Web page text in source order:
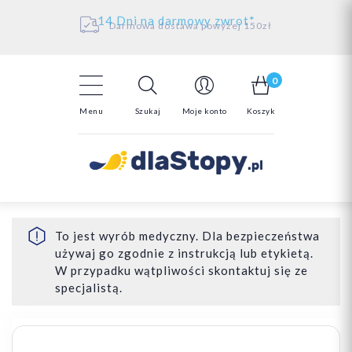
Kontakt
Darmowa dostawa powyżej 150zł
14 Dni na darmowy zwrot*
Menu Szukaj Moje konto
0
Koszyk
To jest wyrób medyczny. Dla bezpieczeństwa
używaj go zgodnie z instrukcją lub etykietą.
W przypadku wątpliwości skontaktuj się ze
specjalistą.